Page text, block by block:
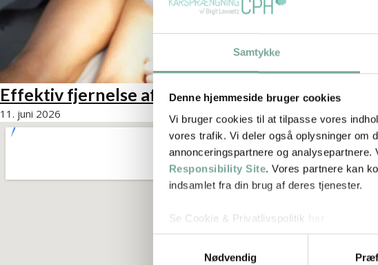
Samtykke
Denne hjemmeside bruger cookies
Vi bruger cookies til at tilpasse vores
vores trafik. Vi deler også oplysninger om
annonceringspartnere og
Responsibility Site. Vores partnere kan
indsamlet fra din brug af deres tjenester.
Se Cookie & Privatlivspolitik
Nødvendig
Effektiv fjernelse af karsprængninger på ben
11. juni 2026